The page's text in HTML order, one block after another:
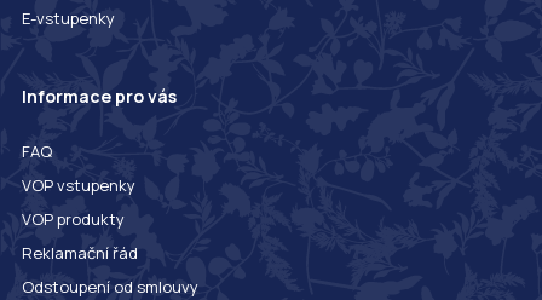
E-vstupenky
Informace pro vás
FAQ
VOP vstupenky
VOP produkty
Reklamační řád
Odstoupení od smlouvy